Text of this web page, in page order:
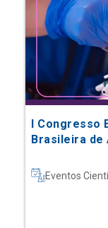
I Congresso
Brasileira de
Eventos